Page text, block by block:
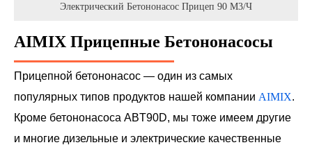
Электрический Бетононасос Прицеп 90 М3/ч
AIMIX Прицепные Бетононасосы
Прицепной бетононасос — один из самых
популярных типов продуктов нашей компании AIMIX.
Кроме бетононасоса ABT90D, мы тоже имеем другие
и многие дизельные и электрические качественные